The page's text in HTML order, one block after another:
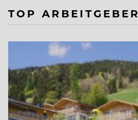
TOP ARBEITGEBER